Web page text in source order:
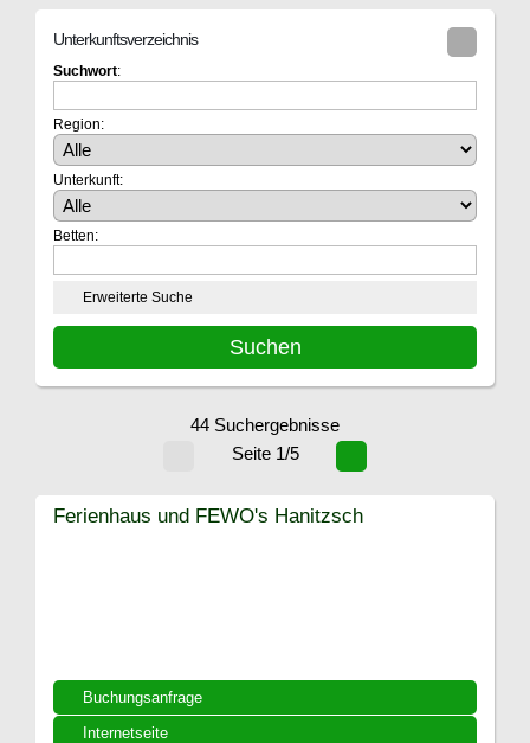
Unterkunftsverzeichnis
Suchwort:
Region:
Unterkunft:
Betten:
Erweiterte Suche
44 Suchergebnisse
Seite 1/5
Buchungsanfrage
Internetseite
Ferienhaus und FEWO's Hanitzsch